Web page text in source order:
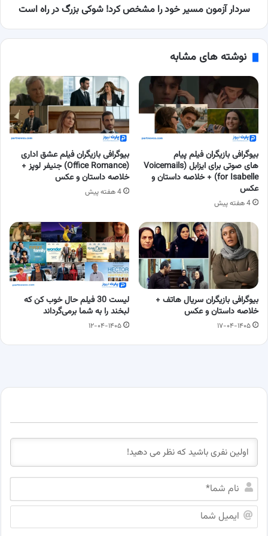
سردار آزمون مسیر خود را مشخص کرد! شوکی بزرگ در راه است
نوشته های مشابه
بیوگرافی بازیگران فیلم پیام
های صوتی برای ایزابل (Voicemails
for Isabelle) + خلاصه داستان و
عکس
4 هفته پیش
بیوگرافی بازیگران فیلم عشق اداری
(Office Romance) جنیفر لوپز +
خلاصه داستان و عکس
4 هفته پیش
بیوگرافی بازیگران سریال هاتف +
خلاصه داستان و عکس
۱۷-۰۴-۱۴۰۵
لیست 30 فیلم حال خوب کن که
لبخند را به شما برمی‌گرداند
۱۲-۰۴-۱۴۰۵
م
م